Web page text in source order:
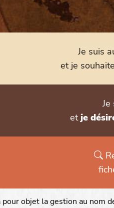
Je suis
et je souhaite
Je
etje
pour objet la gestion au nom